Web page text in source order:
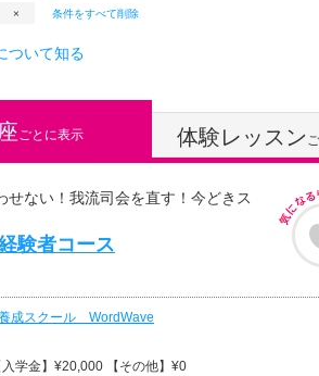
条件をすべて削除
ついて知る
ごとに表示 体験レッスン
せない！我流司会を直す！今どきス
験者コース
成スクール WordWave
入学金】¥20,000 【その他】¥0